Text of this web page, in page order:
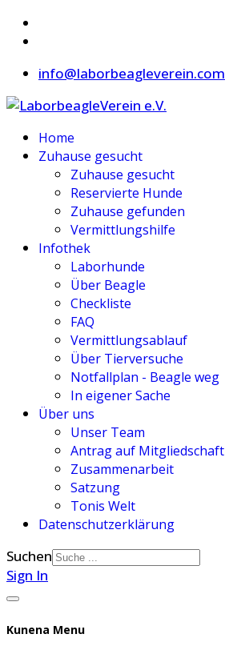
info@laborbeagleverein.com
Home
Zuhause gesucht
Zuhause gesucht
Reservierte Hunde
Zuhause gefunden
Vermittlungshilfe
Infothek
Laborhunde
Über Beagle
Checkliste
FAQ
Vermittlungsablauf
Über Tierversuche
Notfallplan - Beagle weg
In eigener Sache
Über uns
Unser Team
Antrag auf Mitgliedschaft
Zusammenarbeit
Satzung
Tonis Welt
Datenschutzerklärung
Suchen
Sign In
Kunena Menu